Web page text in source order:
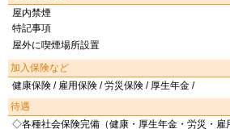
屋内禁煙
特記事項
屋外に喫煙場所設置
加入保険など
健康保険 / 雇用保険 / 労災保険 / 厚生年金 /
待遇
◇各種社会保険完備（健康・厚生年金・労災・雇